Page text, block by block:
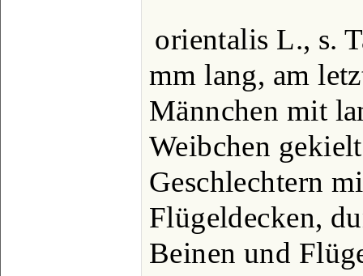
orientalis L., s.
mm lang, am
Männchen mit
Weibchen
Geschlechtern
Flügeldecken,
Beinen und